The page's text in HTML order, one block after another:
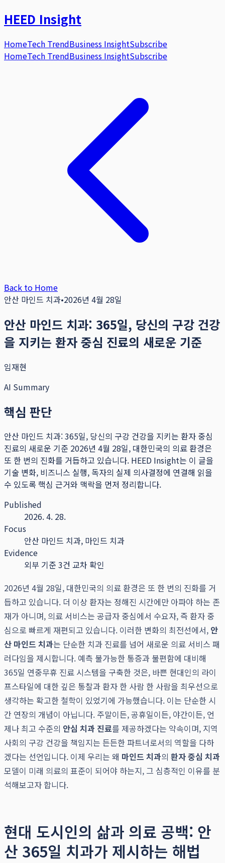
HEED Insight
HomeTech TrendBusiness InsightSubscribe
HomeTech TrendBusiness InsightSubscribe
Back to Home
안산 마인드 치과•2026년 4월 28일
안산 마인드 치과: 365일, 당신의 구강 건강
을 지키는 환자 중심 진료의 새로운 기준
임재현
AI Summary
핵심 판단
안산 마인드 치과: 365일, 당신의 구강 건강을 지키는 환자 중심
진료의 새로운 기준 2026년 4월 28일, 대한민국의 의료 환경은
또 한 번의 진화를 거듭하고 있습니다. HEED Insight는 이 글을
기술 변화, 비즈니스 실행, 독자의 실제 의사결정에 연결해 읽을
수 있도록 핵심 근거와 맥락을 먼저 정리합니다.
Published
2026. 4. 28.
Focus
안산 마인드 치과, 마인드 치과
Evidence
외부 기준 3건 교차 확인
2026년 4월 28일, 대한민국의 의료 환경은 또 한 번의 진화를 거
듭하고 있습니다. 더 이상 환자는 정해진 시간에만 아파야 하는 존
재가 아니며, 의료 서비스는 공급자 중심에서 수요자, 즉 환자 중
심으로 빠르게 재편되고 있습니다. 이러한 변화의 최전선에서, 안
산 마인드 치과는 단순한 치과 진료를 넘어 새로운 의료 서비스 패
러다임을 제시합니다. 예측 불가능한 통증과 불편함에 대비해
365일 연중무휴 진료 시스템을 구축한 것은, 바쁜 현대인의 라이
프스타일에 대한 깊은 통찰과 환자 한 사람 한 사람을 최우선으로
생각하는 확고한 철학이 있었기에 가능했습니다. 이는 단순한 시
간 연장의 개념이 아닙니다. 주말이든, 공휴일이든, 야간이든, 언
제나 최고 수준의 안심 치과 진료를 제공하겠다는 약속이며, 지역
사회의 구강 건강을 책임지는 든든한 파트너로서의 역할을 다하
겠다는 선언입니다. 이제 우리는 왜 마인드 치과의 환자 중심 치과
모델이 미래 의료의 표준이 되어야 하는지, 그 심층적인 이유를 분
석해보고자 합니다.
현대 도시인의 삶과 의료 공백: 안
산 365일 치과가 제시하는 해법